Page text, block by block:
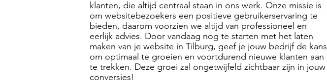
klanten, die altijd centraal staan in ons werk. Onze missie is
om websitebezoekers een positieve gebruikerservaring te
bieden, daarom voorzien we altijd van professioneel en
eerlijk advies. Door vandaag nog te starten met het laten
maken van je website in Tilburg, geef je jouw bedrijf de kans
om optimaal te groeien en voortdurend nieuwe klanten aan
te trekken. Deze groei zal ongetwijfeld zichtbaar zijn in jouw
conversies!